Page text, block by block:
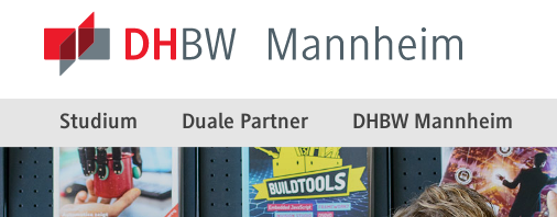
Studium Duale Partner DHBW Mannheim